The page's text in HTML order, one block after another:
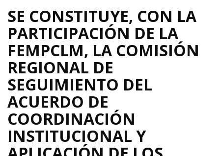
SE CONSTITUYE, CON LA
PARTICIPACIÓN DE LA
FEMPCLM, LA COMISIÓN
REGIONAL DE
SEGUIMIENTO DEL
ACUERDO DE
COORDINACIÓN
INSTITUCIONAL Y